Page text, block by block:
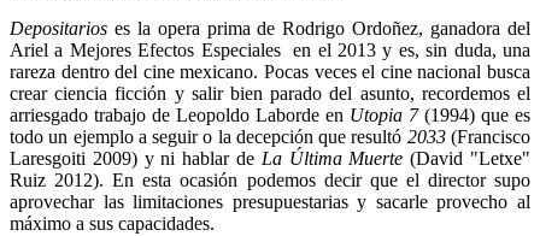
Depositarios es la opera prima de Rodrigo Ordoñez, ganadora del
Ariel a Mejores Efectos Especiales en el 2013 y es, sin duda, una
rareza dentro del cine mexicano. Pocas veces el cine nacional busca
crear ciencia ficción y salir bien parado del asunto, recordemos el
arriesgado trabajo de Leopoldo Laborde en Utopia 7(1994) que es
todo un ejemplo a seguir o la decepción que resultó 2033(Francisco
Laresgoiti 2009) y ni hablar de La Última Muerte (David "Letxe"
Ruiz 2012). En esta ocasión podemos decir que el director supo
aprovechar las limitaciones presupuestarias y sacarle provecho al
máximo a sus capacidades.